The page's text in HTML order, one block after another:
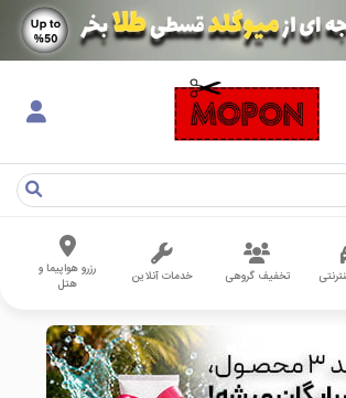
تخفیف گروهی خدمات آنلاین
رزرو هواپیما و
هتل